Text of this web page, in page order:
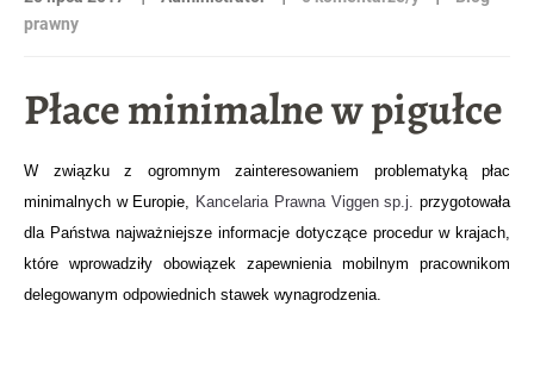
prawny
Płace minimalne w pigułce
W związku z ogromnym zainteresowaniem problematyką płac
minimalnych w Europie,
Kancelaria Prawna Viggen sp.j.
przygotowała
dla Państwa najważniejsze informacje dotyczące procedur w krajach,
które wprowadziły obowiązek zapewnienia mobilnym pracownikom
delegowanym odpowiednich stawek wynagrodzenia.